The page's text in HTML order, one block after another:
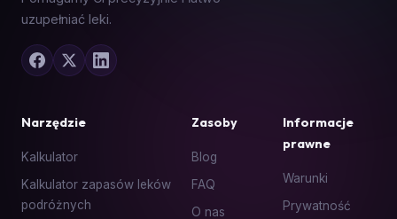
uzupełniać leki.
Narzędzie
Kalkulator
Kalkulator zapasów leków
podróżnych
Zasoby
Blog
FAQ
O nas
Informacje
prawne
Warunki
Prywatność